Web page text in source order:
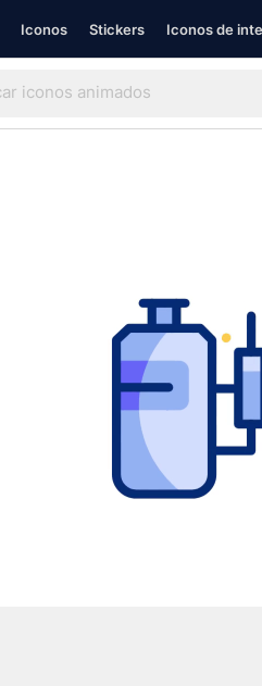
Iconos Stickers Iconos de